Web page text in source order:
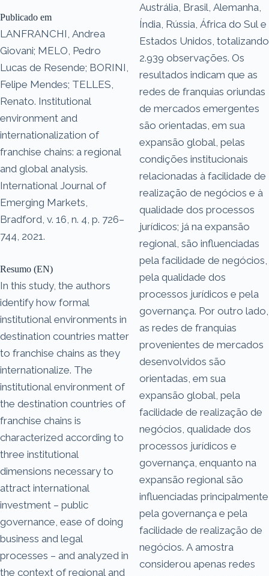
Publicado em
LANFRANCHI, Andrea
Giovani; MELO, Pedro
Lucas de Resende; BORINI,
Felipe Mendes; TELLES,
Renato. Institutional
environment and
internationalization of
franchise chains: a regional
and global analysis.
International Journal of
Emerging Markets,
Bradford, v. 16, n. 4, p. 726–
744, 2021.
Resumo (EN)
In this study, the authors
identify how formal
institutional environments in
destination countries matter
to franchise chains as they
internationalize. The
institutional environment of
the destination countries of
franchise chains is
characterized according to
three institutional
dimensions necessary to
attract international
investment – public
governance, ease of doing
business and legal
processes – and analyzed in
the context of regional and
Austrália, Brasil, Alemanha,
Índia, Rússia, África do Sul e
Estados Unidos, totalizando
2.939 observações. Os
resultados indicam que as
redes de franquias oriundas
de mercados emergentes
são orientadas, em sua
expansão global, pelas
condições institucionais
relacionadas à facilidade de
realização de negócios e à
qualidade dos processos
jurídicos; já na expansão
regional, são influenciadas
pela facilidade de negócios,
pela qualidade dos
processos jurídicos e pela
governança. Por outro lado,
as redes de franquias
provenientes de mercados
desenvolvidos são
orientadas, em sua
expansão global, pela
facilidade de realização de
negócios, qualidade dos
processos jurídicos e
governança, enquanto na
expansão regional são
influenciadas principalmente
pela governança e pela
facilidade de realização de
negócios. A amostra
considerou apenas redes